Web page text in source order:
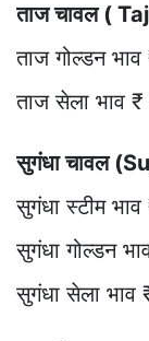
ताज चावल (
ताज गोल्डन
ताज सेला भाव
सुगंधा चावल
सुगंधा स्टीम
सुगंधा गोल्डन
सुगंधा सेला